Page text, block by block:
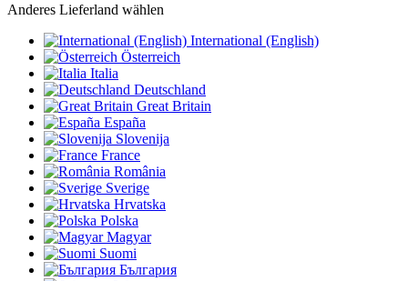
Anderes Lieferland wählen
International (English)
Österreich
Italia
Deutschland
Great Britain
España
Slovenija
France
România
Sverige
Hrvatska
Polska
Magyar
Suomi
България